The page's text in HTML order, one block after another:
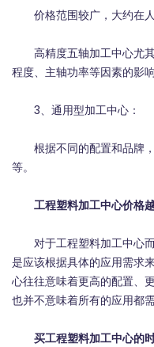
价格范围较广，大约在人
高精度五轴加工中心尤其
程度、主轴功率等因素的影响
3、通用型加工中心：
根据不同的配置和品牌，
等。
工程塑料加工中心价格
对于工程塑料加工中心而
是应该根据具体的应用需求
心往往意味着更高的配置、
也并不意味着所有的应用都
买工程塑料加工中心的